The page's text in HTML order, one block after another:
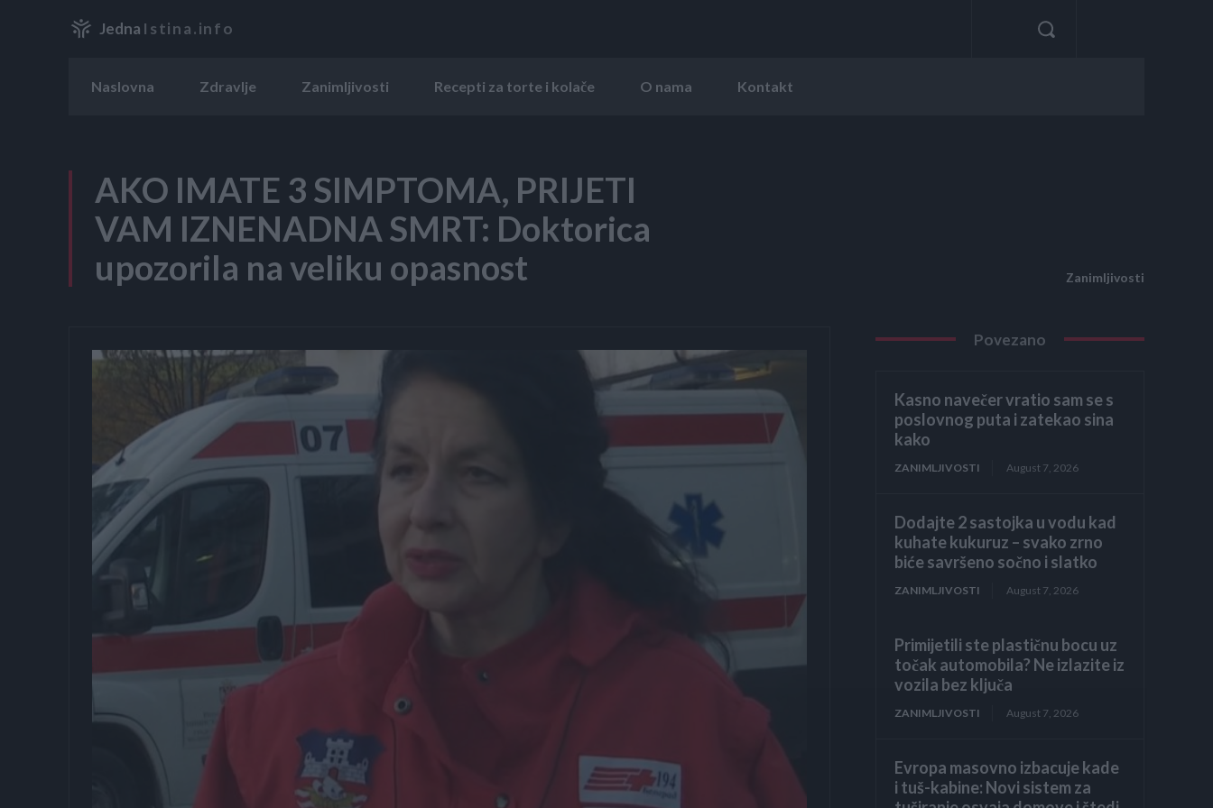
Jedna Istina.info
Naslovna Zdravlje Zanimljivosti Recepti za torte i kolače O nama Kontakt
AKO IMATE 3 SIMPTOMA, PRIJETI
VAM IZNENADNA SMRT: Doktorica
upozorila na veliku opasnost
Zanimljivosti
Povezano
Kasno navečer vratio sam se s
poslovnog puta i zatekao sina
kako
ZANIMLJIVOSTI August 7, 2026
Dodajte 2 sastojka u vodu kad
kuhate kukuruz – svako zrno
biće savršeno sočno i slatko
ZANIMLJIVOSTI August 7, 2026
Primijetili ste plastičnu bocu uz
točak automobila? Ne izlazite iz
vozila bez ključa
ZANIMLJIVOSTI August 7, 2026
Evropa masovno izbacuje kade
i tuš-kabine: Novi sistem za